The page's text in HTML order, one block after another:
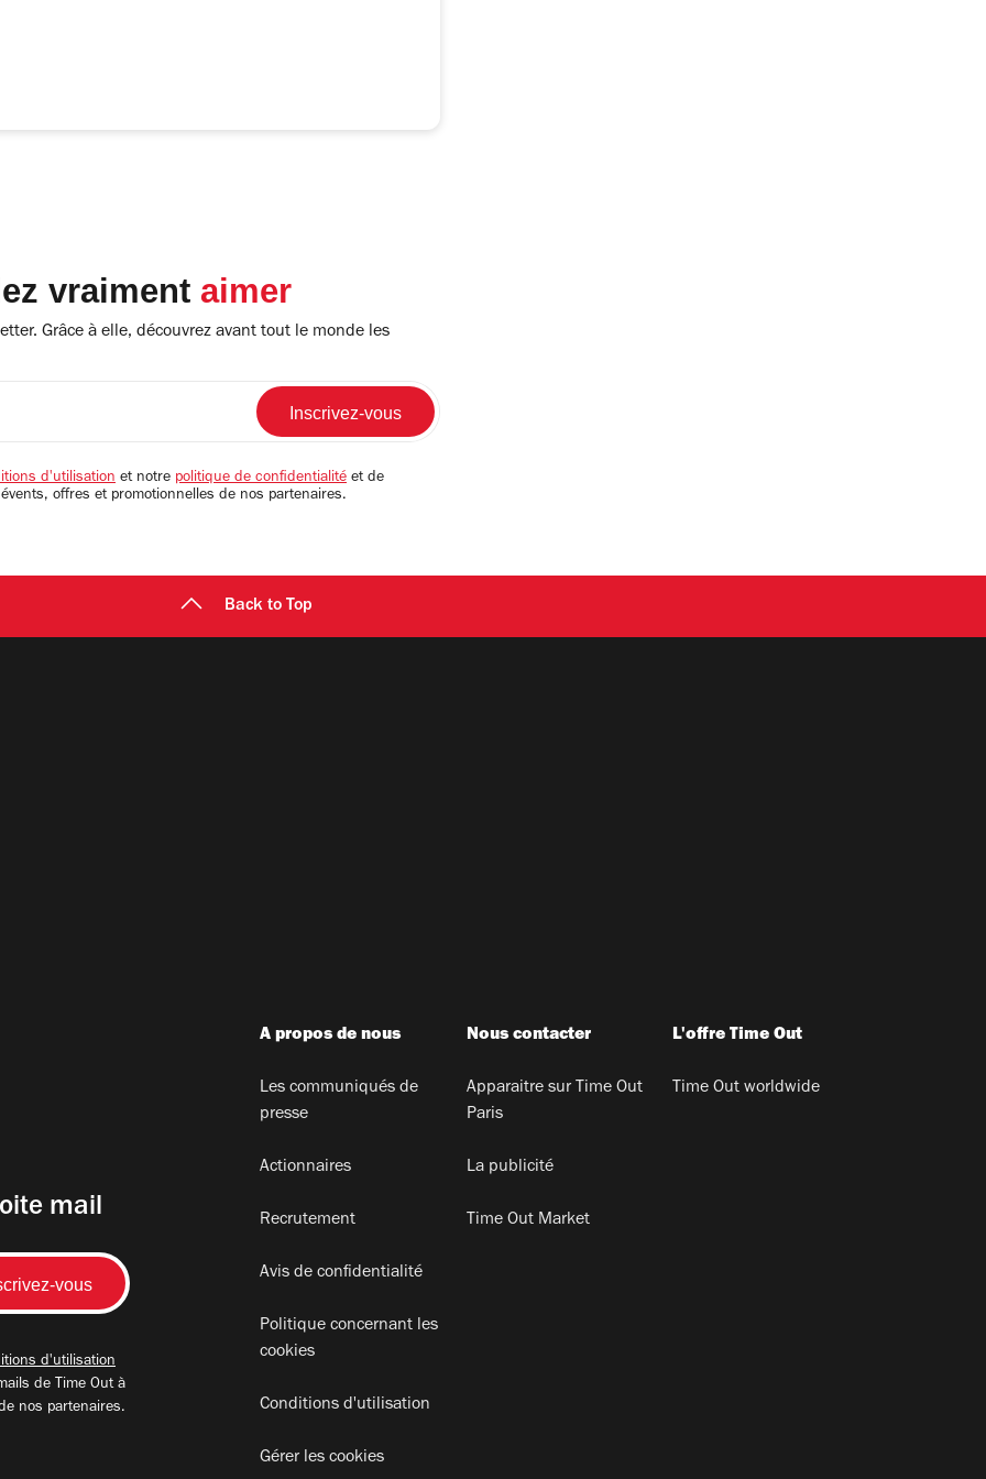
vraiment aimer
Grâce à elle, découvrez avant tout le monde les
d'utilisation et notre politique de confidentialité et de
offres et promotionnelles de nos partenaires.
Back to Top
mail
d'utilisation
de Time Out à
nos partenaires.
A propos de nous
Les communiqués de
presse
Actionnaires
Recrutement
Avis de confidentialité
Politique concernant les
cookies
Conditions d'utilisation
Gérer les cookies
Nous contacter
Apparaitre sur Time Out
Paris
La publicité
Time Out Market
L'offre Time Out
Time Out worldwide